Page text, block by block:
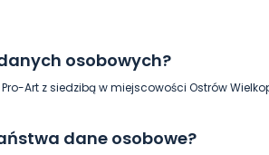
osobowych?
Art z siedzibą w miejscowości Ostrów
dane osobowe?
I FINANSE HISTORIA
WASZE INFO WSZYSTKICH ŚWIĘTYCH